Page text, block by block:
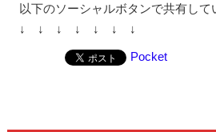
以下のソーシャルボタンで共有し
↓ ↓ ↓ ↓ ↓ ↓ ↓
Pocket